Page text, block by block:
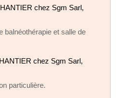
chez Sgm Sarl,
balnéothérapie et salle de
chez Sgm Sarl,
particulière.